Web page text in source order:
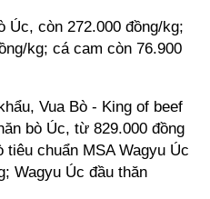
Úc, còn 272.000 đồng/kg;
kg; cá cam còn 76.900
Vua Bò - King of beef
bò Úc, từ 829.000 đồng
tiêu chuẩn MSA Wagyu Úc
Wagyu Úc đầu thăn